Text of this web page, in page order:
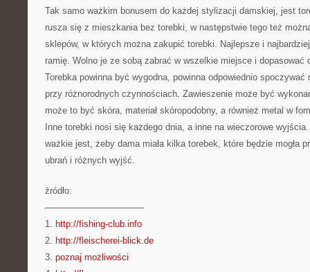
Tak samo ważkim bonusem do każdej stylizacji damskiej, jest
rusza się z mieszkania bez torebki, w następstwie tego też
sklepów, w których można zakupić torebki. Najlepsze i
ramię. Wolno je ze sobą zabrać w wszelkie miejsce i dopasować
Torebka powinna być wygodna, powinna odpowiednio spoczywać
przy różnorodnych czynnościach. Zawieszenie może być
może to być skóra, materiał skóropodobny, a również metal w
Inne torebki nosi się każdego dnia, a inne na wieczorowe
ważkie jest, żeby dama miała kilka torebek, które będzie mogła
ubrań i różnych wyjść.
źródło:
———————————
1. http://fishing-club.info
2. http://fleischerei-blick.de
3. poznaj możliwości